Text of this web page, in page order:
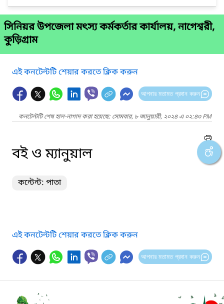
সিনিয়র উপজেলা মৎস্য কর্মকর্তার কার্যালয়, নাগেশ্বরী,
কুড়িগ্রাম
এই কনটেন্টটি শেয়ার করতে ক্লিক করুন
আপনার মতামত প্রদান করুন
কনটেন্টটি শেষ হাল-নাগাদ করা হয়েছে: সোমবার, ৮ জানুয়ারী, ২০২৪ এ ০২:৪৩ PM
বই ও ম্যানুয়াল
কন্টেন্ট: পাতা
এই কনটেন্টটি শেয়ার করতে ক্লিক করুন
আপনার মতামত প্রদান করুন